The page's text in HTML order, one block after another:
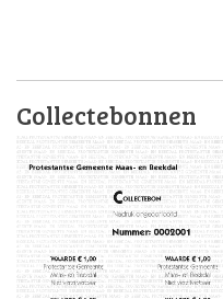
Collectebonnen